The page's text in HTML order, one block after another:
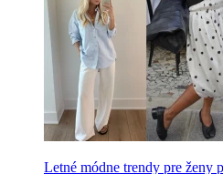
Letné módne trendy pre ženy